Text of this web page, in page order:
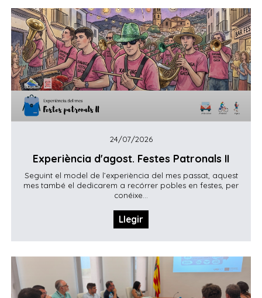
24/07/2026
Experiència d'agost. Festes Patronals II
Seguint el model de l’experiència del mes passat, aquest
mes també el dedicarem a recórrer pobles en festes, per
conéixe...
Llegir